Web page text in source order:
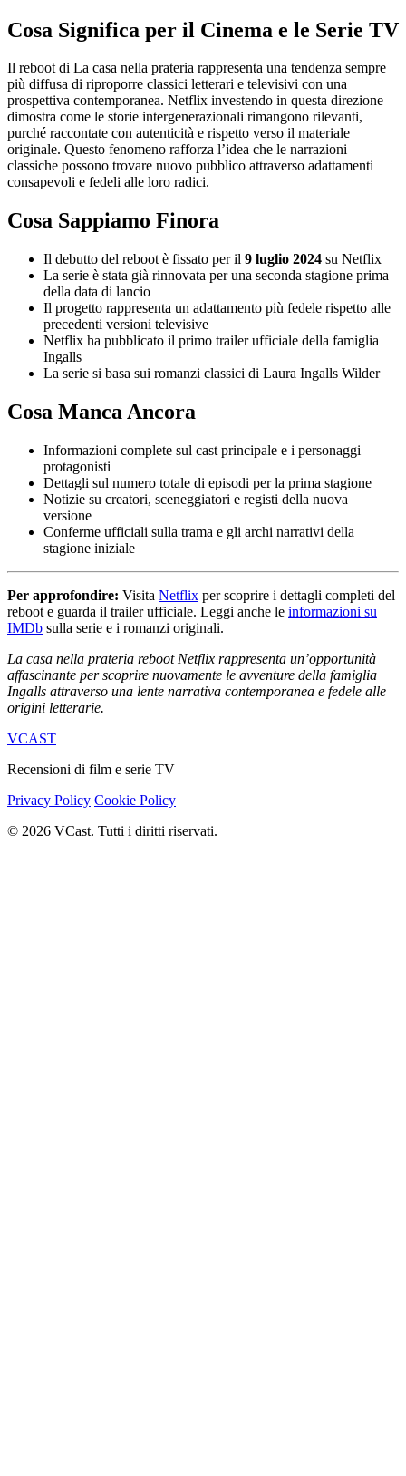
Cosa Significa per il Cinema e le Serie TV
Il reboot di La casa nella prateria rappresenta una tendenza sempre
più diffusa di riproporre classici letterari e televisivi con una
prospettiva contemporanea. Netflix investendo in questa direzione
dimostra come le storie intergenerazionali rimangono rilevanti,
purché raccontate con autenticità e rispetto verso il materiale
originale. Questo fenomeno rafforza l’idea che le narrazioni
classiche possono trovare nuovo pubblico attraverso adattamenti
consapevoli e fedeli alle loro radici.
Cosa Sappiamo Finora
Il debutto del reboot è fissato per il 9 luglio 2024 su Netflix
La serie è stata già rinnovata per una seconda stagione prima
della data di lancio
Il progetto rappresenta un adattamento più fedele rispetto alle
precedenti versioni televisive
Netflix ha pubblicato il primo trailer ufficiale della famiglia
Ingalls
La serie si basa sui romanzi classici di Laura Ingalls Wilder
Cosa Manca Ancora
Informazioni complete sul cast principale e i personaggi
protagonisti
Dettagli sul numero totale di episodi per la prima stagione
Notizie su creatori, sceneggiatori e registi della nuova
versione
Conferme ufficiali sulla trama e gli archi narrativi della
stagione iniziale
Per approfondire: Visita Netflix per scoprire i dettagli completi del
reboot e guarda il trailer ufficiale. Leggi anche le informazioni su
IMDb sulla serie e i romanzi originali.
La casa nella prateria reboot Netflix rappresenta un’opportunità
affascinante per scoprire nuovamente le avventure della famiglia
Ingalls attraverso una lente narrativa contemporanea e fedele alle
origini letterarie.
VCAST
Recensioni di film e serie TV
Privacy Policy Cookie Policy
© 2026 VCast. Tutti i diritti riservati.